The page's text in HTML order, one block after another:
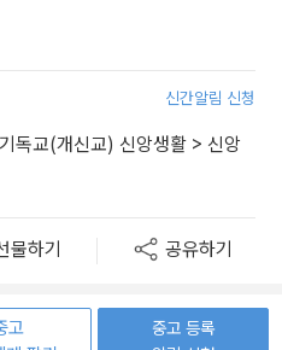
신간알림 신청
기독교(개신교) 신앙생활 > 신앙
물하기 공유하기
고
중고 등록